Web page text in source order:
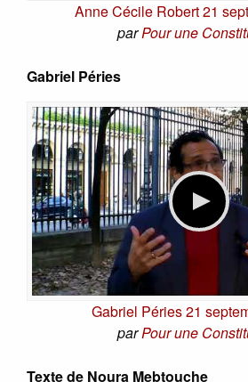
Anne Cécile Robert 21
parPour une
Gabriel Péries
Gabriel Péries 21
parPour une
Texte de Noura Mebtouche